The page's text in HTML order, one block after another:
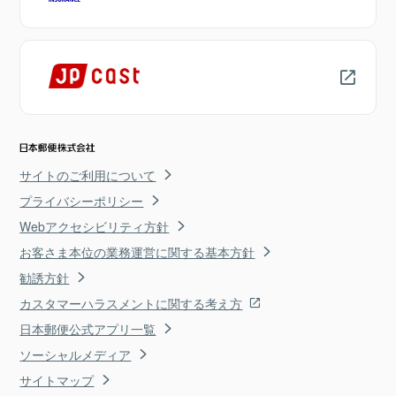
サイトのご利用について
プライバシーポリシー
Webアクセシビリティ方針
お客さま本位の業務運営に関する基本方針
勧誘方針
カスタマーハラスメントに関する考え方
日本郵便公式アプリ一覧
ソーシャルメディア
サイトマップ